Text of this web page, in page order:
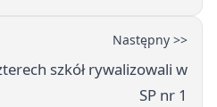
Następny >>
szkół rywalizowali w
SP nr 1